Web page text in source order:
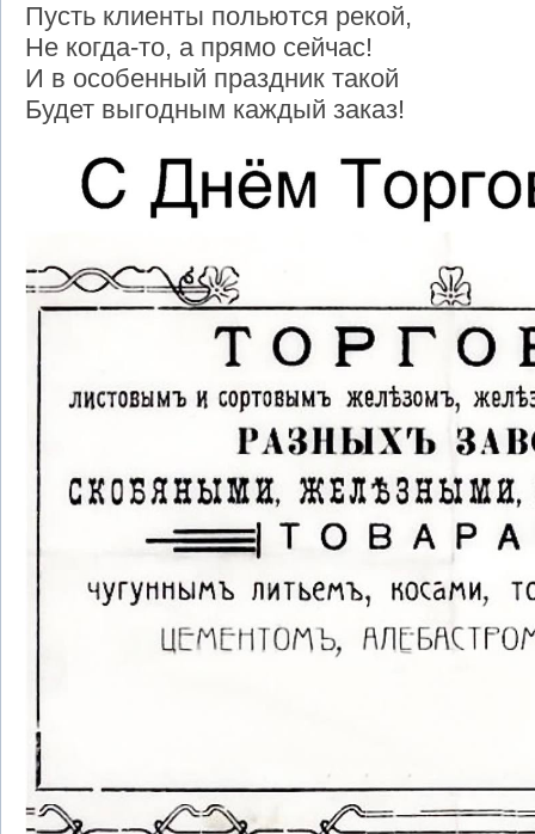
Пусть клиенты польются рекой,
Не когда-то, а прямо сейчас!
И в особенный праздник такой
Будет выгодным каждый заказ!